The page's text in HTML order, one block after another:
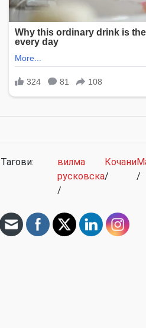
Тагови:
вилма
русковска
/
Кочани
/
/